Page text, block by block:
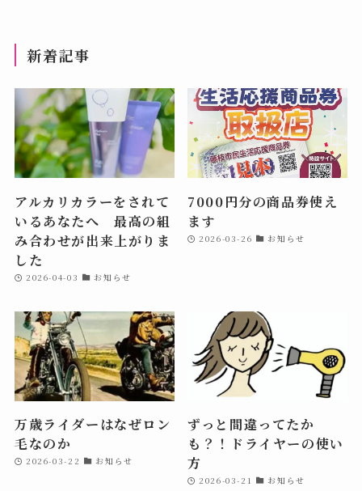
新着記事
アルカリカラーをされて
いるあなたへ 最高の組
み合わせが出来上がりま
した
2026-04-03 お知らせ
7000円分の商品券使え
ます
2026-03-26 お知らせ
万歳ライダーはなぜロン
毛なのか
2026-03-22 お知らせ
ずっと間違ってたか
も？！ドライヤーの使い
方
2026-03-21 お知らせ